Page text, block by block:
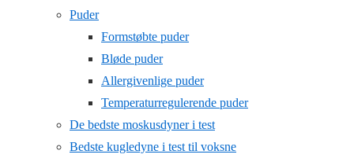
Puder
Formstøbte puder
Bløde puder
Allergivenlige puder
Temperaturregulerende puder
De bedste moskusdyner i test
Bedste kugledyne i test til voksne